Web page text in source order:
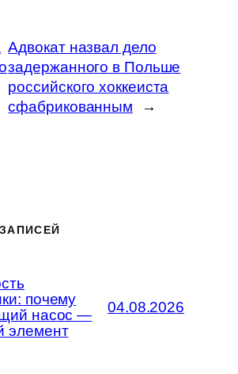
Адвокат назвал дело
задержанного в Польше
российского хоккеиста
сфабрикованным
→
почему
насос —
элемент
04.08.2026